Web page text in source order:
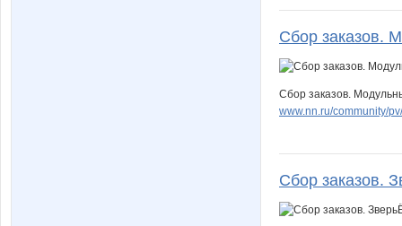
Сбор заказов.
Сбор заказов.
www.nn.ru/community/
Сбор заказов.